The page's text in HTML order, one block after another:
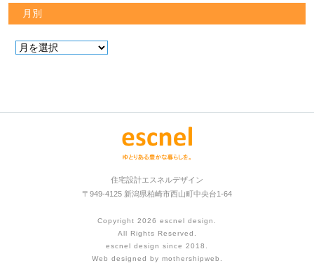
月別
住宅設計エスネルデザイン
〒949-4125 新潟県柏崎市西山町中央台1-64
Copyright 2026 escnel design
All Rights Reserved.
escnel design since 2018.
Web designed by mothershipweb